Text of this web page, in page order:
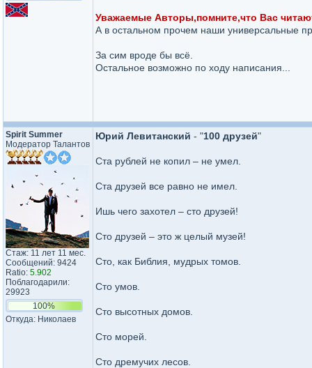
Уважаемые Авторы,помните,что Вас
А в остальном прочем наши универсальные
За сим вроде бы всё.
Остальное возможно по ходу написания...
Spirit Summer
Модератор Талантов
Стаж: 11 лет 11 мес.
Сообщений: 9424
Ratio: 5.902
Поблагодарили:
29923
100%
Откуда: Николаев
Юрий Левитанский - "100 друзей"
Ста рублей не копил – не умел.
Ста друзей все равно не имел.
Ишь чего захотел – сто друзей!
Сто друзей – это ж целый музей!
Сто, как Библия, мудрых томов.
Сто умов.
Сто высотных домов.
Сто морей.
Сто дремучих лесов.